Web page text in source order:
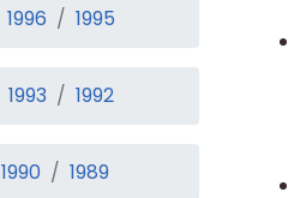
1996 1995
1993 1992
1990 1989